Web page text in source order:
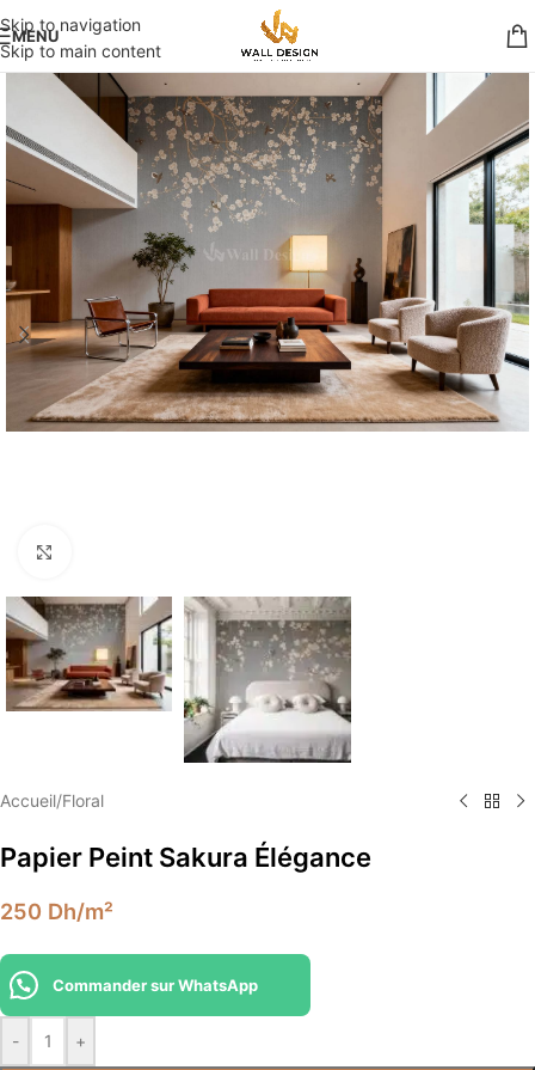
Skip to navigation
Skip to main content
MENU
Accueil/Floral
Papier Peint Sakura Élégance
250 Dh/m²
- +
Commander sur WhatsApp